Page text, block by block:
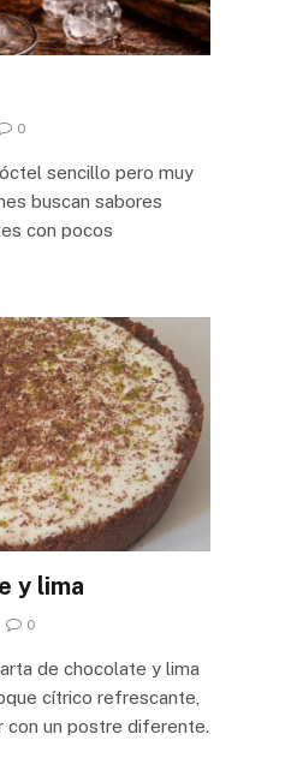
0
sencillo pero muy
buscan sabores
con pocos
y lima
0
de chocolate y lima
cítrico refrescante,
con un postre diferente.